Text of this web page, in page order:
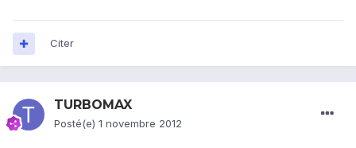
Citer
TURBOMAX
Posté(e) 1 novembre 2012